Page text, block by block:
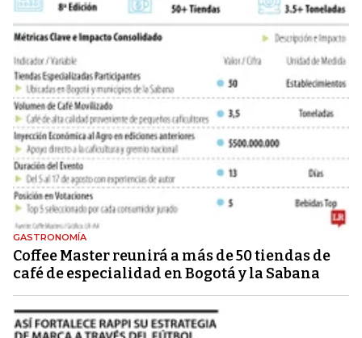
GASTRONOMÍA
Coffee Master reunirá a más de 50 tiendas de
café de especialidad en Bogotá y la Sabana